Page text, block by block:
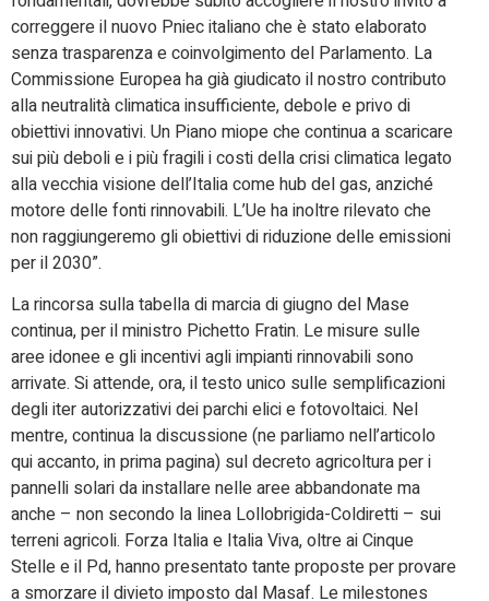
correggere il nuovo Pniec italiano che è stato elaborato
senza trasparenza e coinvolgimento del Parlamento. La
Commissione Europea ha già giudicato il nostro contributo
alla neutralità climatica insufficiente, debole e privo di
obiettivi innovativi. Un Piano miope che continua a scaricare
sui più deboli e i più fragili i costi della crisi climatica legato
alla vecchia visione dell’Italia come hub del gas, anziché
motore delle fonti rinnovabili. L’Ue ha inoltre rilevato che
non raggiungeremo gli obiettivi di riduzione delle emissioni
per il 2030”.
La rincorsa sulla tabella di marcia di giugno del Mase
continua, per il ministro Pichetto Fratin. Le misure sulle
aree idonee e gli incentivi agli impianti rinnovabili sono
arrivate. Si attende, ora, il testo unico sulle semplificazioni
degli iter autorizzativi dei parchi elici e fotovoltaici. Nel
mentre, continua la discussione (ne parliamo nell’articolo
qui accanto, in prima pagina) sul decreto agricoltura per i
pannelli solari da installare nelle aree abbandonate ma
anche – non secondo la linea Lollobrigida-Coldiretti – sui
terreni agricoli. Forza Italia e Italia Viva, oltre ai Cinque
Stelle e il Pd, hanno presentato tante proposte per provare
a smorzare il divieto imposto dal Masaf. Le milestones